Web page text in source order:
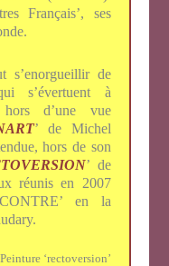
Français’, ses
s’enorgueillir de
s’évertuent à
d’une vue
’ de Michel
hors de son
’ de
réunis en 2007
en la
‘rectoversion’